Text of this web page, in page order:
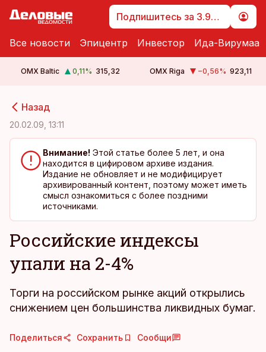
Подпишитесь за 3.99 €
Все новости Эпицентр Инвестор Ида-Вирумаа
OMX Baltic 0,11% 315,32 OMX Riga −0,56% 923,11
Назад
20.02.09, 13:11
Внимание! Этой статье более 5 лет, и она
находится в цифировом архиве издания.
Издание не обновляет и не модифицирует
архивированный контент, поэтому может иметь
смысл ознакомиться с более поздними
источниками.
Российские индексы
упали на 2-4%
Торги на российском рынке акций открылись
снижением цен большинства ликвидных бумаг.
Поделиться Сохранить Сообщи